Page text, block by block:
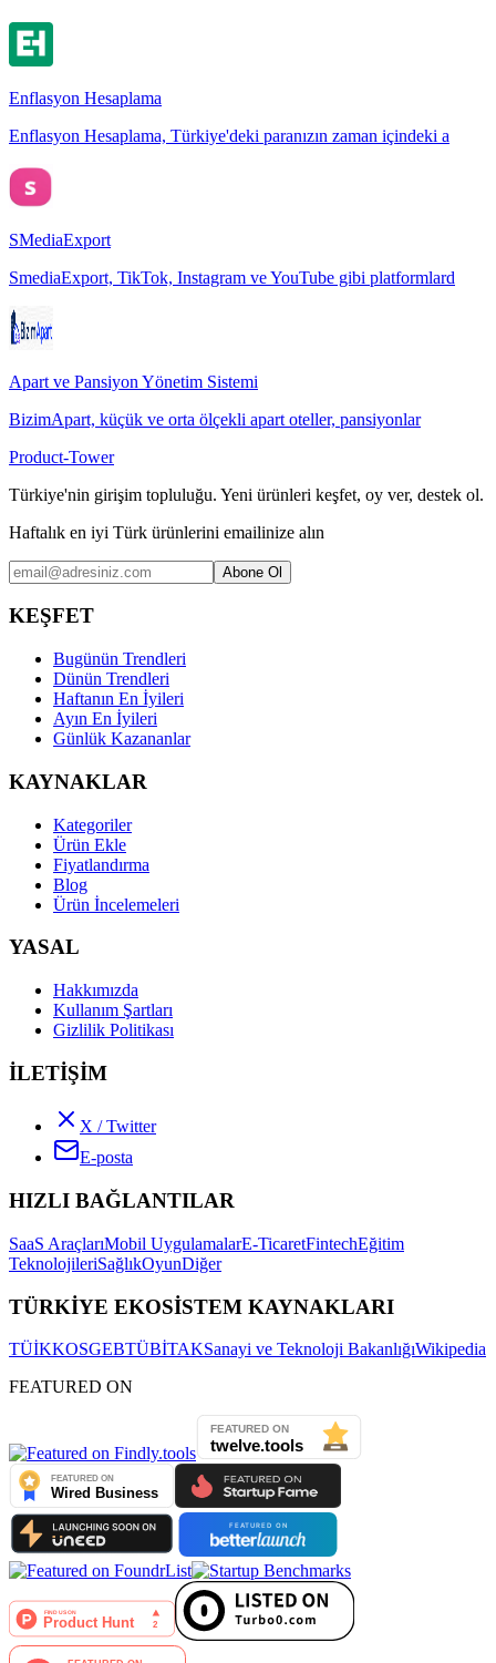
Enflasyon Hesaplama
Enflasyon Hesaplama, Türkiye'deki paranızın zaman içindeki a
SMediaExport
SmediaExport, TikTok, Instagram ve YouTube gibi platformlard
Apart ve Pansiyon Yönetim Sistemi
BizimApart, küçük ve orta ölçekli apart oteller, pansiyonlar
Product-Tower
Türkiye'nin girişim topluluğu. Yeni ürünleri keşfet, oy ver, destek ol.
Haftalık en iyi Türk ürünlerini emailinize alın
Abone Ol
KEŞFET
Bugünün Trendleri
Dünün Trendleri
Haftanın En İyileri
Ayın En İyileri
Günlük Kazananlar
KAYNAKLAR
Kategoriler
Ürün Ekle
Fiyatlandırma
Blog
Ürün İncelemeleri
YASAL
Hakkımızda
Kullanım Şartları
Gizlilik Politikası
İLETİŞİM
X / Twitter
E-posta
HIZLI BAĞLANTILAR
SaaS AraçlarıMobil UygulamalarE-TicaretFintechEğitim
TeknolojileriSağlıkOyunDiğer
TÜRKİYE EKOSİSTEM KAYNAKLARI
TÜİKKOSGEBTÜBİTAKSanayi ve Teknoloji BakanlığıWikipedia
FEATURED ON